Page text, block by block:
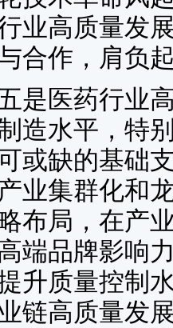
业高质量发
合作，肩负
医药行业高
造水平，特
或缺的基础
业集群化和
布局，在产
端品牌影响
升质量控制
链高质量发